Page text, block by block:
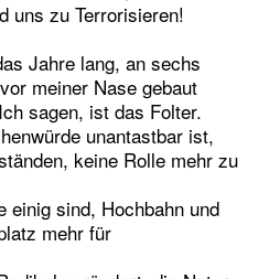
uns zu Terrorisieren!
Jahre lang, an sechs
meiner Nase gebaut
sagen, ist das Folter.
unantastbar ist,
keine Rolle mehr zu
einig sind, Hochbahn und
mehr für